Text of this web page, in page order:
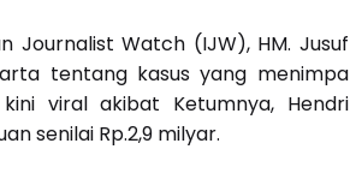
Journalist Watch (IJW), HM. Jusuf
tentang kasus yang menimpa
viral akibat Ketumnya, Hendri
senilai Rp.2,9 milyar.